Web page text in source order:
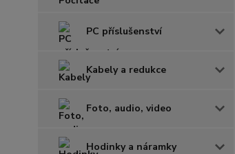
PC příslušenství
Kabely a redukce
Foto, audio, video
Hodinky a náramky